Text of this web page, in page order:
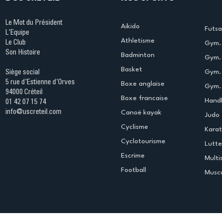
Le Mot du Président
L'Equipe
Le Club
Son Histoire
Siège social
5 rue d'Estienne d'Orves
94000 Créteil
01 42 07 15 74
info@uscreteil.com
Aikido
Athletisme
Badminton
Basket
Boxe anglaise
Boxe francaise
Canoë kayak
Cyclisme
Cyclotourisme
Escrime
Football
Judo
Lutte